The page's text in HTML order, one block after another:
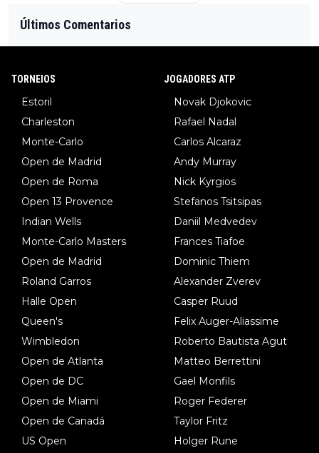
Últimos Comentarios
TORNEIOS
Estoril
Charleston
Monte-Carlo
Open de Madrid
Open de Roma
Open 13 Provence
Indian Wells
Monte-Carlo Masters
Open de Madrid
Roland Garros
Halle Open
Queen's
Wimbledon
Open de Atlanta
Open de DC
Open de Miami
Open de Canadá
US Open
JOGADORES ATP
Novak Djokovic
Rafael Nadal
Carlos Alcaraz
Andy Murray
Nick Kyrgios
Stefanos Tsitsipas
Daniil Medvedev
Frances Tiafoe
Dominic Thiem
Alexander Zverev
Casper Ruud
Felix Auger-Aliassime
Roberto Bautista Agut
Matteo Berrettini
Gael Monfils
Roger Federer
Taylor Fritz
Holger Rune